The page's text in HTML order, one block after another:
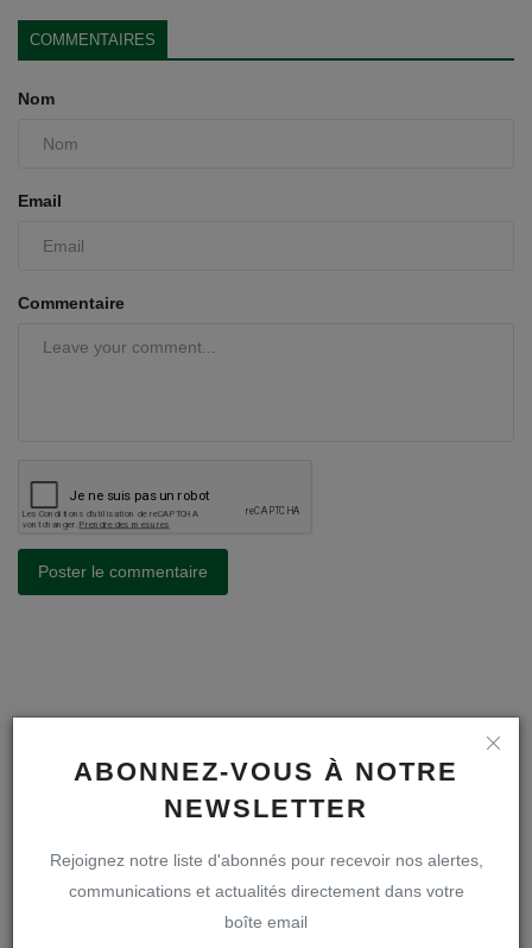
ABONNEZ-VOUS À NOTRE
NEWSLETTER
Rejoignez notre liste d'abonnés pour recevoir nos alertes,
communications et actualités directement dans votre
boîte email
COMMENTAIRES
Nom
Email
Commentaire
Poster le commentaire
Inscriptions en première secondaire